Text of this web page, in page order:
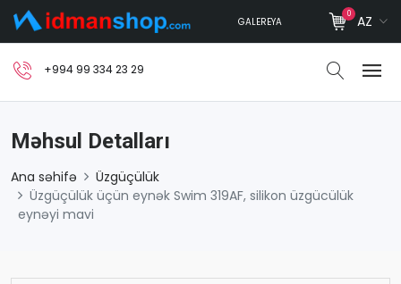
GALEREYA
0 AZ
+994 99 334 23 29
Məhsul Detalları
Ana səhifə
Üzgüçülük
Üzgüçülük üçün eynək Swim 319AF, silikon üzgücülük
eynəyi mavi